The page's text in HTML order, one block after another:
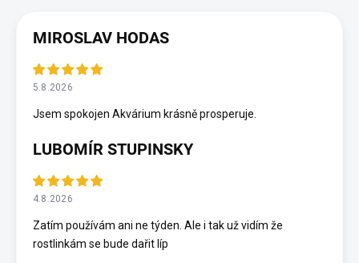
MIROSLAV HODAS
5.8.2026
Jsem spokojen Akvárium krásně prosperuje.
LUBOMÍR STUPINSKY
4.8.2026
Zatím používám ani ne týden. Ale i tak už vidím že
rostlinkám se bude dařit líp